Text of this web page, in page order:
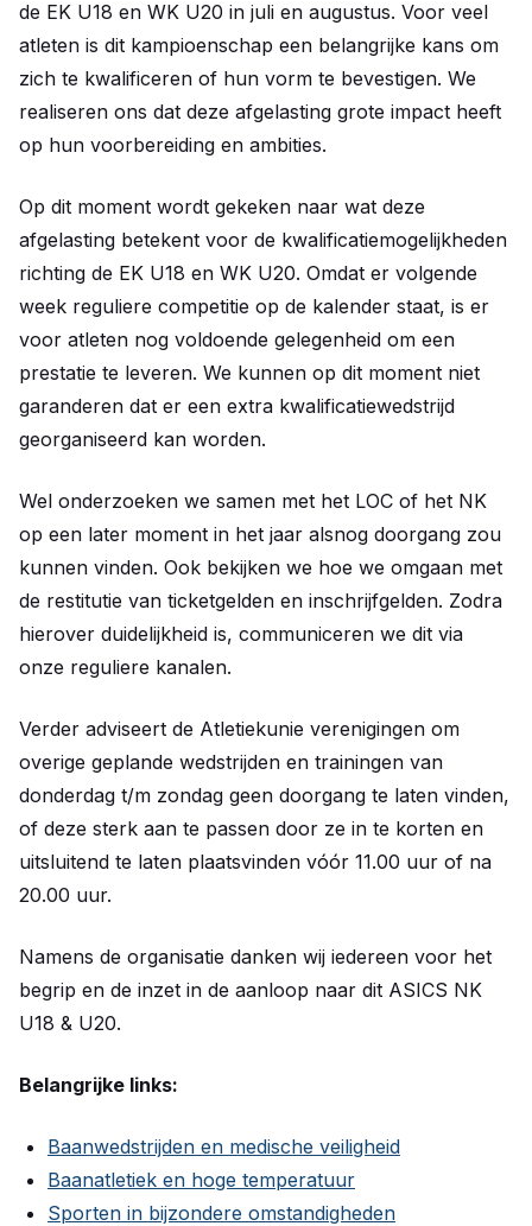
de EK U18 en WK U20 in juli en augustus. Voor veel
atleten is dit kampioenschap een belangrijke kans om
zich te kwalificeren of hun vorm te bevestigen. We
realiseren ons dat deze afgelasting grote impact heeft
op hun voorbereiding en ambities.
Op dit moment wordt gekeken naar wat deze
afgelasting betekent voor de kwalificatiemogelijkheden
richting de EK U18 en WK U20. Omdat er volgende
week reguliere competitie op de kalender staat, is er
voor atleten nog voldoende gelegenheid om een
prestatie te leveren. We kunnen op dit moment niet
garanderen dat er een extra kwalificatiewedstrijd
georganiseerd kan worden.
Wel onderzoeken we samen met het LOC of het NK
op een later moment in het jaar alsnog doorgang zou
kunnen vinden. Ook bekijken we hoe we omgaan met
de restitutie van ticketgelden en inschrijfgelden. Zodra
hierover duidelijkheid is, communiceren we dit via
onze reguliere kanalen.
Verder adviseert de Atletiekunie verenigingen om
overige geplande wedstrijden en trainingen van
donderdag t/m zondag geen doorgang te laten vinden,
of deze sterk aan te passen door ze in te korten en
uitsluitend te laten plaatsvinden vóór 11.00 uur of na
20.00 uur.
Namens de organisatie danken wij iedereen voor het
begrip en de inzet in de aanloop naar dit ASICS NK
U18 & U20.
Belangrijke links:
Baanwedstrijden en medische veiligheid
Baanatletiek en hoge temperatuur
Sporten in bijzondere omstandigheden